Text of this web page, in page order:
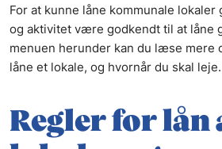
For at kunne låne kommunale lokaler
og aktivitet være godkendt til at låne
menuen herunder kan du læse mere
låne et lokale, og hvornår du skal leje.
Regler for lån